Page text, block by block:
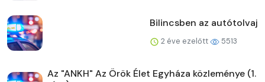
Bilincsben az autótolvaj
2 éve ezelőtt 5513
Az "ANKH" Az Örök Élet Egyháza közleménye (1.